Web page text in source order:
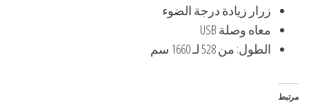
زرار زيادة درجة الضوء
معاه وصلة USB
الطول: من 528 لـ 1660 سم
مرتبط